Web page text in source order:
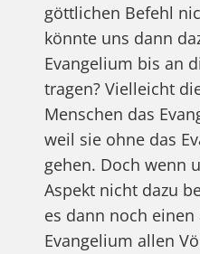
göttlichen Befehl
könnte uns dann
Evangelium bis an
tragen? Vielleicht
Menschen das
weil sie ohne das
gehen. Doch wenn
Aspekt nicht dazu
es dann noch
Evangelium allen